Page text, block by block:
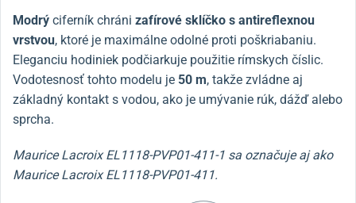
Modrý ciferník chráni zafírové sklíčko s antireflexnou
vrstvou, ktoré je maximálne odolné proti poškriabaniu.
Eleganciu hodiniek podčiarkuje použitie rímskych číslic.
Vodotesnosť tohto modelu je 50 m, takže zvládne aj
základný kontakt s vodou, ako je umývanie rúk, dážď alebo
sprcha.
Maurice Lacroix EL1118-PVP01-411-1 sa označuje aj ako
Maurice Lacroix EL1118-PVP01-411.